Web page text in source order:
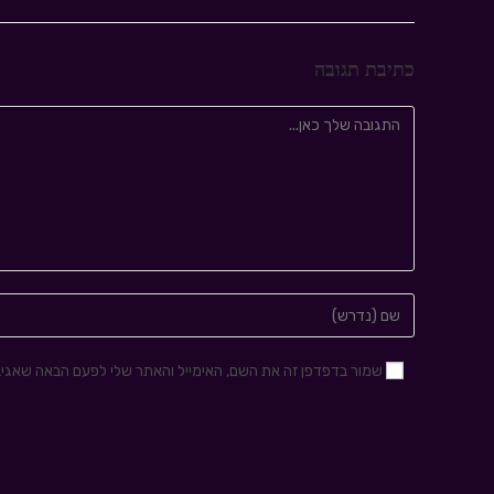
כתיבת תגובה
שמור בדפדפן זה את השם, האימייל והאתר שלי לפעם הבאה